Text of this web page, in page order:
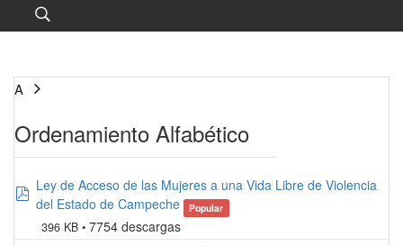
A
Ordenamiento Alfabético
pdf
Ley de Acceso de las Mujeres a una Vida Libre de Violencia
del Estado de Campeche
Popular
396 KB 7754 descargas